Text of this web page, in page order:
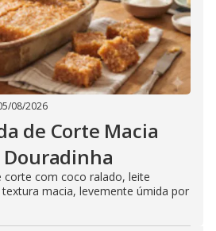
08/2026
de Corte Macia
corte com coco ralado, leite
macia, levemente úmida por